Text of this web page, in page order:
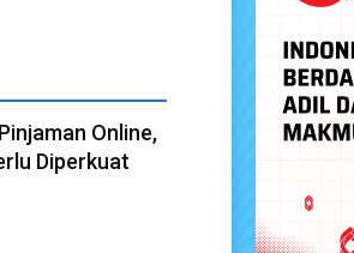
Online,
Diperkuat